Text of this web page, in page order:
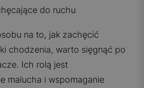
do ruchu
na to, jak zachęcić
chodzenia, warto sięgnąć po
Ich rolą jest
malucha i wspomaganie